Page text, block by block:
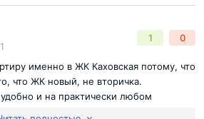
1 0
именно в ЖК Каховская потому, что
что ЖК новый, не вторичка.
и на практически любом